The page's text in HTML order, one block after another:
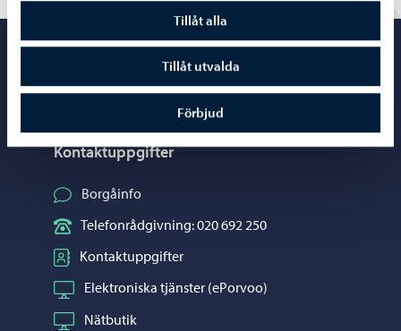
Tillåt alla
Tillåt utvalda
Förbjud
Kontaktuppgifter
Borgåinfo
Telefonrådgivning: 020 692 250
Kontaktuppgifter
Elektroniska tjänster (ePorvoo)
Nätbutik